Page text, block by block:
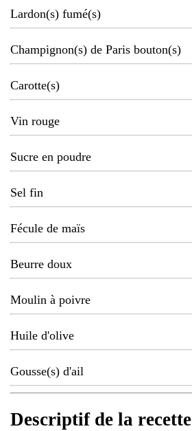
Lardon(s) fumé(s)
Champignon(s) de Paris bouton(s)
Carotte(s)
Vin rouge
Sucre en poudre
Sel fin
Fécule de maïs
Beurre doux
Moulin à poivre
Huile d'olive
Gousse(s) d'ail
Descriptif de la recette